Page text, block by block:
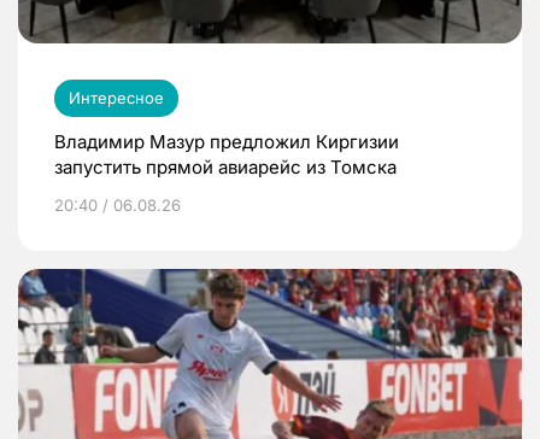
Интересное
Владимир Мазур предложил Киргизии
запустить прямой авиарейс из Томска
20:40 / 06.08.26